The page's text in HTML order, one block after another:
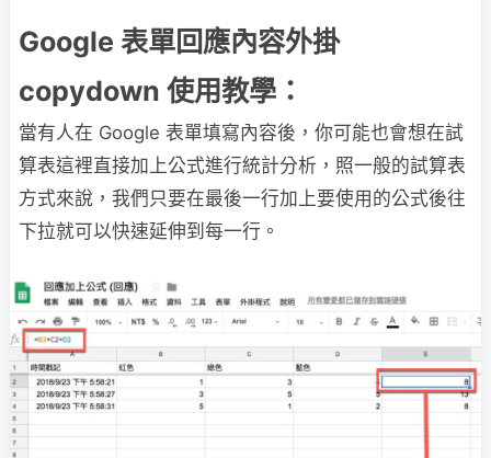
Google 表單回應內容外掛
copydown 使用教學：
當有人在 Google 表單填寫內容後，你可能也會想在試
算表這裡直接加上公式進行統計分析，照一般的試算表
方式來說，我們只要在最後一行加上要使用的公式後往
下拉就可以快速延伸到每一行。